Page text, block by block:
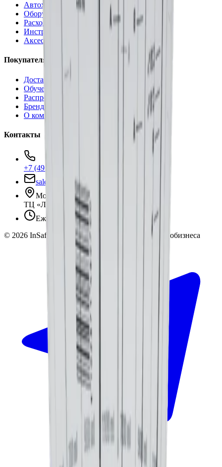
Автохимия
Оборудование
Расходные материалы
Инструменты
Аксессуары
Покупателям
Доставка и оплата
Обучение
Распродажа
Бренды
О компании
Контакты
+7 (495) 135-35-99
sales@insafe.ru
Москва, Люблинская ул., 153.
ТЦ «Люблю Молл», -1 уровень
Ежедневно 10:00 — 19:00
© 2026 InSafe.ru — Товары и технологии для автобизнеса